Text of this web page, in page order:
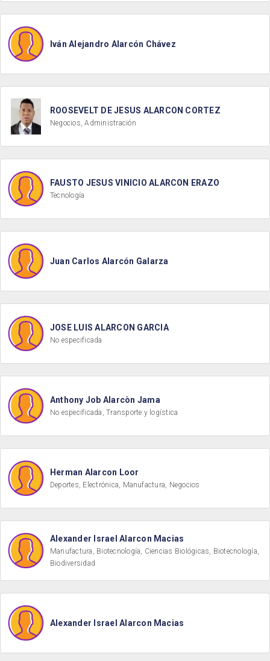
Iván Alejandro Alarcón Chávez
ROOSEVELT DE JESUS ALARCON CORTEZ
Negocios, Administración
FAUSTO JESUS VINICIO ALARCON ERAZO
Tecnología
Juan Carlos Alarcón Galarza
JOSE LUIS ALARCON GARCIA
No especificada
Anthony Job Alarcòn Jama
No especificada, Transporte y logística
Herman Alarcon Loor
Deportes, Electrónica, Manufactura, Negocios
Alexander Israel Alarcon Macias
Manufactura, Biotecnología, Ciencias Biológicas, Biotecnología,
Biodiversidad
Alexander Israel Alarcon Macias